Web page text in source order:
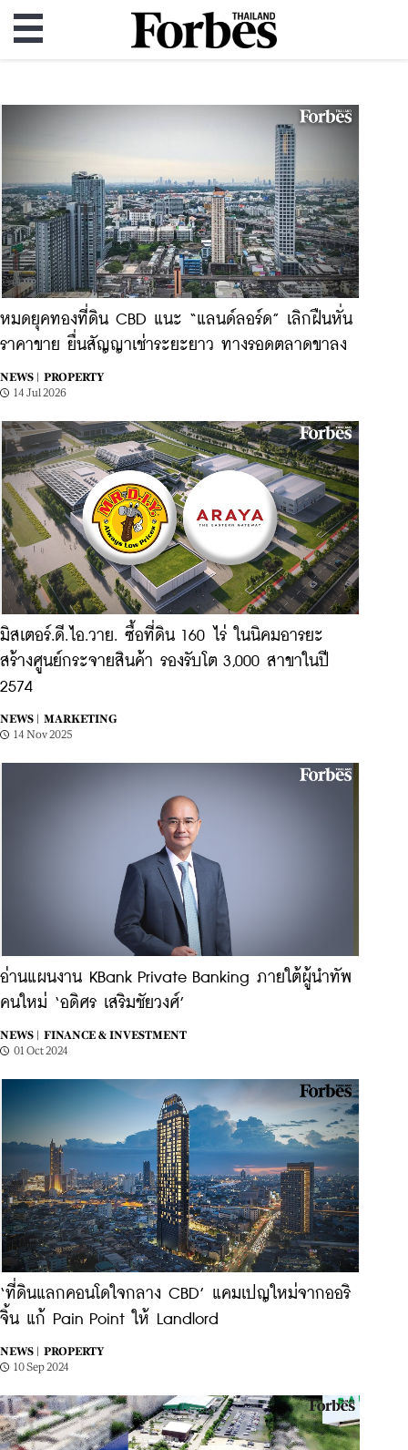
หมดยุคทองที่ดิน CBD แนะ “แลนด์ลอร์ด” เลิกฝืนหั่น
ราคาขาย ยื่นสัญญาเช่าระยะยาว ทางรอดตลาดขาลง
NEWS |
PROPERTY
14 Jul 2026
มิสเตอร์.ดี.ไอ.วาย. ซื้อที่ดิน 160 ไร่ ในนิคมอารยะ
สร้างศูนย์กระจายสินค้า รองรับโต 3,000 สาขาในปี
2574
NEWS |
MARKETING
14 Nov 2025
อ่านแผนงาน KBank Private Banking ภายใต้ผู้นำทัพ
คนใหม่ ‘อดิศร เสริมชัยวงศ์’
NEWS |
FINANCE & INVESTMENT
01 Oct 2024
‘ที่ดินแลกคอนโดใจกลาง CBD’ แคมเปญใหม่จากออริ
จิ้น แก้ Pain Point ให้ Landlord
NEWS |
PROPERTY
10 Sep 2024